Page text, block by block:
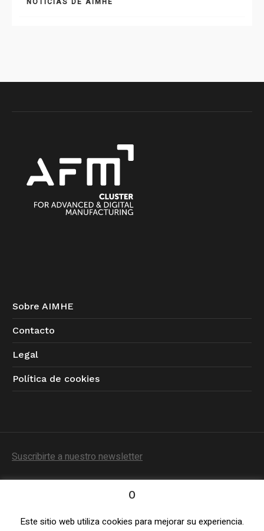
Sobre AIMHE
Contacto
Legal
Política de cookies
Suscribirte a nuestro newsletter
Política de Privacidad/ © 2023 AIMHE / Todos los
0
Este sitio web utiliza cookies para mejorar su experiencia.